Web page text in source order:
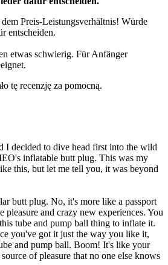
Preis-Leistungsverhältnis! Würde
entscheiden.
etwas schwierig. Für Anfänger
tę recenzję za pomocną.
I decided to dive head first into the wild
inflatable butt plug. This was my
this, but let me tell you, it was beyond
butt plug. No, it's more like a passport
pleasure and crazy new experiences. You
tube and pump ball thing to inflate it.
you've got it just the way you like it,
and pump ball. Boom! It's like your
of pleasure that no one else knows